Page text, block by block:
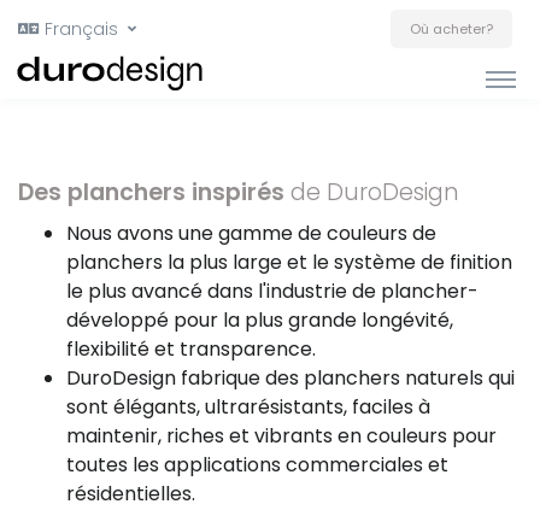
Français Où acheter?
Des planchers inspirés de DuroDesign
Nous avons une gamme de couleurs de
planchers la plus large et le système de finition
le plus avancé dans l'industrie de plancher-
développé pour la plus grande longévité,
flexibilité et transparence.
DuroDesign fabrique des planchers naturels qui
sont élégants, ultrarésistants, faciles à
maintenir, riches et vibrants en couleurs pour
toutes les applications commerciales et
résidentielles.